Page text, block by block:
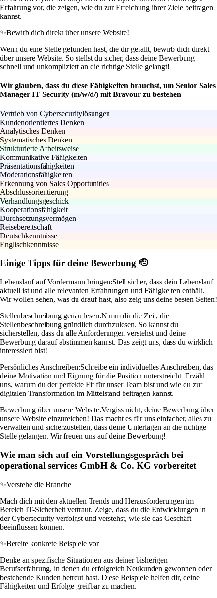
Erfahrung vor, die zeigen, wie du zur Erreichung ihrer Ziele beitragen
kannst.
✨Bewirb dich direkt über unsere Website!
Wenn du eine Stelle gefunden hast, die dir gefällt, bewirb dich direkt
über unsere Website. So stellst du sicher, dass deine Bewerbung
schnell und unkompliziert an die richtige Stelle gelangt!
Wir glauben, dass du diese Fähigkeiten brauchst, um Senior Sales
Manager IT Security (m/w/d/) mit Bravour zu bestehen
Vertrieb von Cybersecuritylösungen
Kundenorientiertes Denken
Analytisches Denken
Systematisches Denken
Strukturierte Arbeitsweise
Kommunikative Fähigkeiten
Präsentationsfähigkeiten
Moderationsfähigkeiten
Erkennung von Sales Opportunities
Abschlussorientierung
Verhandlungsgeschick
Kooperationsfähigkeit
Durchsetzungsvermögen
Reisebereitschaft
Deutschkenntnisse
Englischkenntnisse
Einige Tipps für deine Bewerbung 🫡
Lebenslauf auf Vordermann bringen:Stell sicher, dass dein Lebenslauf
aktuell ist und alle relevanten Erfahrungen und Fähigkeiten enthält.
Wir wollen sehen, was du drauf hast, also zeig uns deine besten Seiten!
Stellenbeschreibung genau lesen:Nimm dir die Zeit, die
Stellenbeschreibung gründlich durchzulesen. So kannst du
sicherstellen, dass du alle Anforderungen verstehst und deine
Bewerbung darauf abstimmen kannst. Das zeigt uns, dass du wirklich
interessiert bist!
Persönliches Anschreiben:Schreibe ein individuelles Anschreiben, das
deine Motivation und Eignung für die Position unterstreicht. Erzähl
uns, warum du der perfekte Fit für unser Team bist und wie du zur
digitalen Transformation im Mittelstand beitragen kannst.
Bewerbung über unsere Website:Vergiss nicht, deine Bewerbung über
unsere Website einzureichen! Das macht es für uns einfacher, alles zu
verwalten und sicherzustellen, dass deine Unterlagen an die richtige
Stelle gelangen. Wir freuen uns auf deine Bewerbung!
Wie man sich auf ein Vorstellungsgespräch bei
operational services GmbH & Co. KG vorbereitet
✨Verstehe die Branche
Mach dich mit den aktuellen Trends und Herausforderungen im
Bereich IT-Sicherheit vertraut. Zeige, dass du die Entwicklungen in
der Cybersecurity verfolgst und verstehst, wie sie das Geschäft
beeinflussen können.
✨Bereite konkrete Beispiele vor
Denke an spezifische Situationen aus deiner bisherigen
Berufserfahrung, in denen du erfolgreich Neukunden gewonnen oder
bestehende Kunden betreut hast. Diese Beispiele helfen dir, deine
Fähigkeiten und Erfolge greifbar zu machen.